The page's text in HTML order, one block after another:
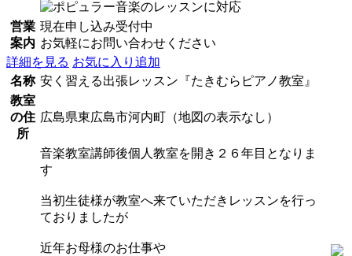
営業
案内
現在申し込み受付中
お気軽にお問い合わせください
詳細を見る お気に入り追加
名称 安く習える出張レッスン『たきむらピアノ教室』
教室
の住
所
広島県東広島市河内町（地図の表示なし）
音楽教室講師後個人教室を開き２６年目となりま
す
当初生徒様が教室へ来ていただきレッスンを行っ
ておりましたが
近年お母様のお仕事や